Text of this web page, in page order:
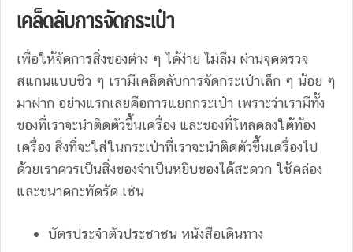
เคล็ดลับการจัดกระเป๋า
เพื่อให้จัดการสิ่งของต่าง ๆ ได้ง่าย ไม่ลืม ผ่านจุดตรวจ
สแกนแบบชิว ๆ เรามีเคล็ดลับการจัดกระเป๋าเล็ก ๆ น้อย ๆ
มาฝาก อย่างแรกเลยคือการแยกกระเป๋า เพราะว่าเรามีทั้ง
ของที่เราจะนำติดตัวขึ้นเครื่อง และของที่โหลดลงใต้ท้อง
เครื่อง สิ่งที่จะใส่ในกระเป๋าที่เราจะนำติดตัวขึ้นเครื่องไป
ด้วยเราควรเป็นสิ่งของจำเป็นหยิบของได้สะดวก ใช้คล่อง
และขนาดกะทัดรัด เช่น
บัตรประจำตัวประชาชน หนังสือเดินทาง